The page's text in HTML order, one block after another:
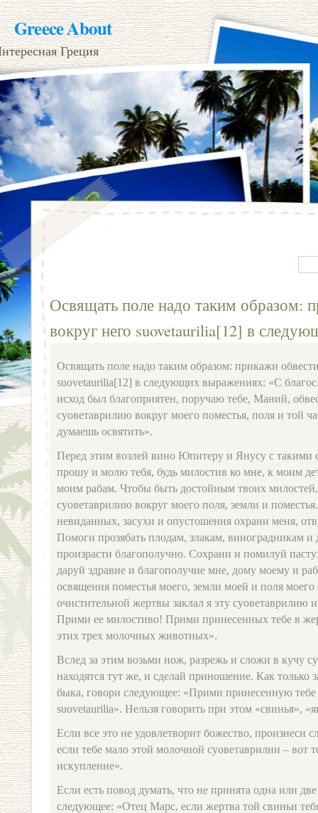
Greece About
Греция
Освящать поле надо таким образом:
вокруг него suovetaurilia[12] в
Освящать поле надо таким образом: прикажи
suovetaurilia[12] в следующих выражениях: «С
исход был благоприятен, поручаю тебе, Маний,
суоветаврилию вокруг моего поместья, поля и той
думаешь освятить».
Перед этим возлей вино Юпитеру и Янусу с такими
прошу и молю тебя, будь милостив ко мне, к моим
моим рабам. Чтобы быть достойным твоих милостей,
суоветаврилию вокруг моего поля, земли и
невиданных, засухи и опустошения охрани меня,
Помоги прозябать плодам, злакам, виноградникам
произрасти благополучно. Сохрани и помилуй
даруй здравие и благополучие мне, дому моему и
освящения поместья моего, земли моей и поля
очистительной жертвы заклал я эту
Прими ее милостиво! Прими принесенных тебе в
этих трех молочных животных».
Вслед за этим возьми нож, разрежь и сложи в кучу
находятся тут же, и сделай приношение. Как только
быка, говори следующее: «Прими принесенную тебе
suovetaurilia». Нельзя говорить при этом «свинья»,
Если все это не удовлетворит божество, произнеси
если тебе мало этой молочной суоветаврилии – вот
искупление».
Если есть повод думать, что не принята одна или
следующее: «Отец Марс, если жертва той свиньи